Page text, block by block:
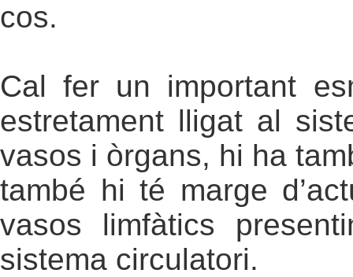
cos.
Cal fer un important
estretament lligat al
vasos i òrgans, hi ha
també hi té marge
vasos limfàtics
sistema circulatori.